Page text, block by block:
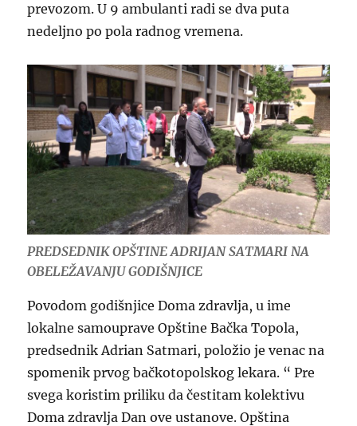
prevozom. U 9 ambulanti radi se dva puta
nedeljno po pola radnog vremena.
PREDSEDNIK OPŠTINE ADRIJAN SATMARI NA
OBELEŽAVANJU GODIŠNJICE
Povodom godišnjice Doma zdravlja, u ime
lokalne samouprave Opštine Bačka Topola,
predsednik Adrian Satmari, položio je venac na
spomenik prvog bačkotopolskog lekara. “ Pre
svega koristim priliku da čestitam kolektivu
Doma zdravlja Dan ove ustanove. Opština